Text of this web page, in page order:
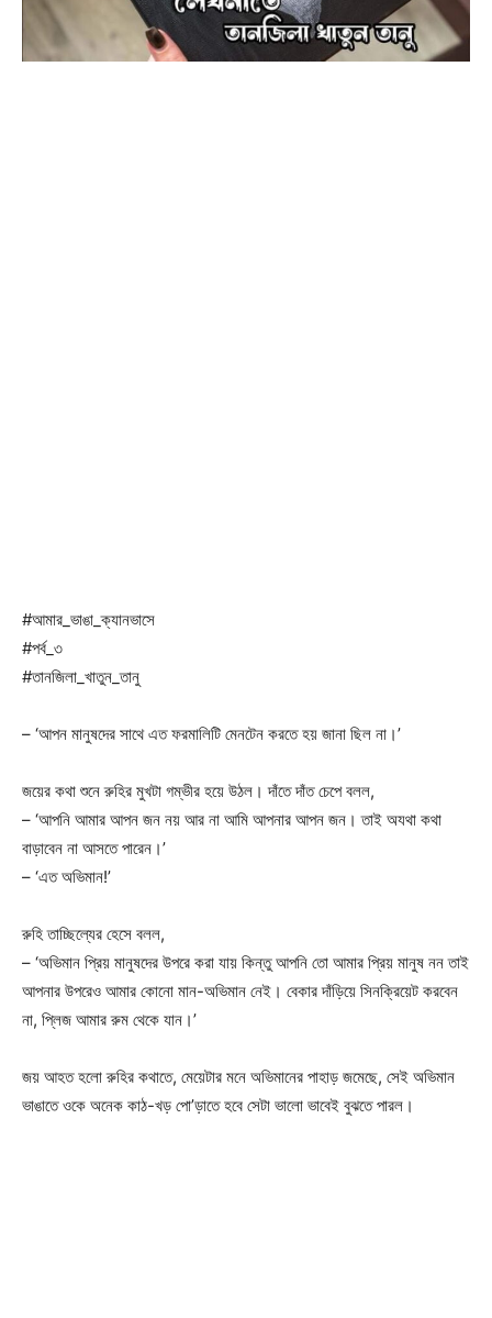
#আমার_ভাঙা_ক্যানভাসে
#পর্ব_৩
#তানজিলা_খাতুন_তানু
– ‘আপন মানুষদের সাথে এত ফরমালিটি মেনটেন করতে হয় জানা ছিল না।’
জয়ের কথা শুনে রুহির মুখটা গম্ভীর হয়ে উঠল। দাঁতে দাঁত চেপে বলল,
– ‘আপনি আমার আপন জন নয় আর না আমি আপনার আপন জন। তাই অযথা কথা
বাড়াবেন না আসতে পারেন।’
– ‘এত অভিমান!’
রুহি তাচ্ছিল্যের হেসে বলল,
– ‘অভিমান প্রিয় মানুষদের উপরে করা যায় কিন্তু আপনি তো আমার প্রিয় মানুষ নন তাই
আপনার উপরেও আমার কোনো মান-অভিমান নেই। বেকার দাঁড়িয়ে সিনক্রিয়েট করবেন
না, প্লিজ আমার রুম থেকে যান।’
জয় আহত হলো রুহির কথাতে, মেয়েটার মনে অভিমানের পাহাড় জমেছে, সেই অভিমান
ভাঙাতে ওকে অনেক কাঠ-খড় পো’ড়াতে হবে সেটা ভালো ভাবেই বুঝতে পারল।